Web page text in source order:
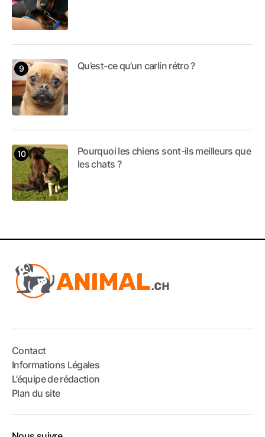
Qu’est-ce qu’un carlin rétro ?
Pourquoi les chiens sont-ils meilleurs que
les chats ?
Contact
Informations Légales
L’équipe de rédaction
Plan du site